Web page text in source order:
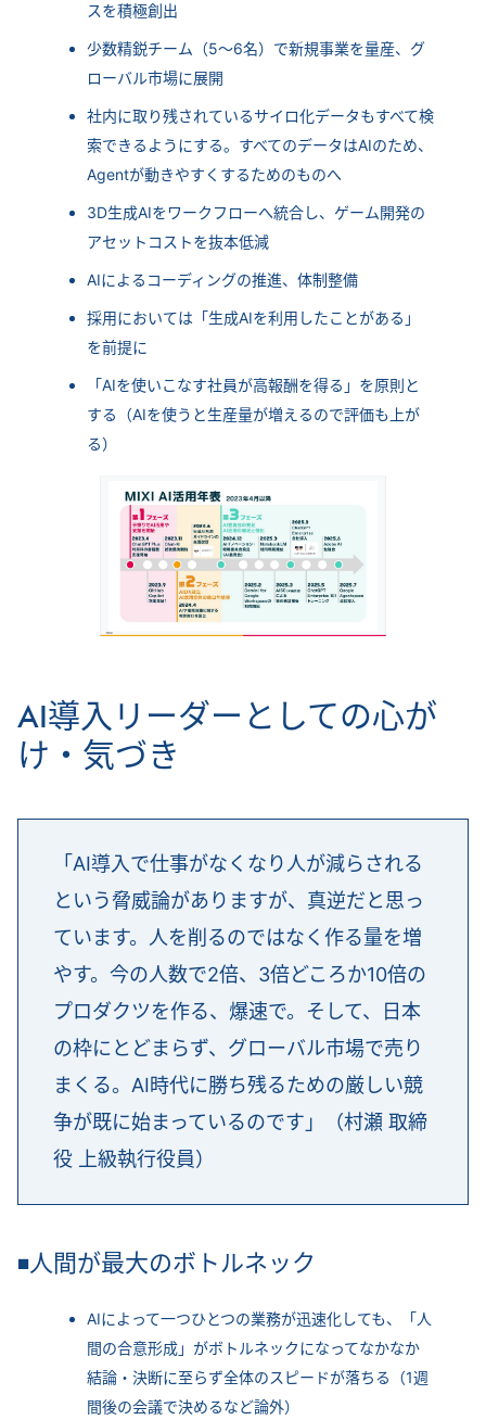
スを積極創出
少数精鋭チーム（5～6名）で新規事業を量産、グ
ローバル市場に展開
社内に取り残されているサイロ化データもすべて検
索できるようにする。すべてのデータはAIのため、
Agentが動きやすくするためのものへ
3D生成AIをワークフローへ統合し、ゲーム開発の
アセットコストを抜本低減
AIによるコーディングの推進、体制整備
採用においては「生成AIを利用したことがある」
を前提に
「AIを使いこなす社員が高報酬を得る」を原則と
する（AIを使うと生産量が増えるので評価も上が
る）
AI導入リーダーとしての心が
け・気づき
「AI導入で仕事がなくなり人が減らされる
という脅威論がありますが、真逆だと思っ
ています。人を削るのではなく作る量を増
やす。今の人数で2倍、3倍どころか10倍の
プロダクツを作る、爆速で。そして、日本
の枠にとどまらず、グローバル市場で売り
まくる。AI時代に勝ち残るための厳しい競
争が既に始まっているのです」（村瀬 取締
役 上級執行役員）
◾人間が最大のボトルネック
AIによって一つひとつの業務が迅速化しても、「人
間の合意形成」がボトルネックになってなかなか
結論・決断に至らず全体のスピードが落ちる（1週
間後の会議で決めるなど論外）